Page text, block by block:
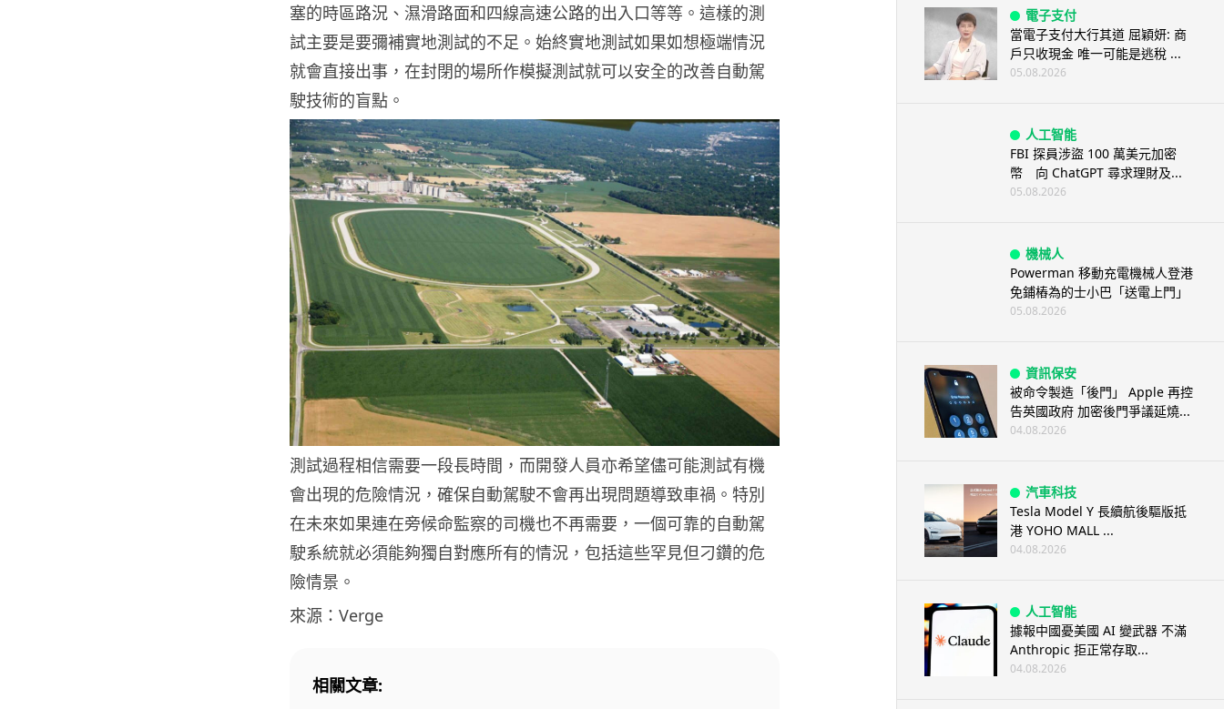
塞的時區路況、濕滑路面和四線高速公路的出入口等等。這樣的測
試主要是要彌補實地測試的不足。始終實地測試如果如想極端情況
就會直接出事，在封閉的場所作模擬測試就可以安全的改善自動駕
駛技術的盲點。
測試過程相信需要一段長時間，而開發人員亦希望儘可能測試有機
會出現的危險情況，確保自動駕駛不會再出現問題導致車禍。特別
在未來如果連在旁候命監察的司機也不再需要，一個可靠的自動駕
駛系統就必須能夠獨自對應所有的情況，包括這些罕見但刁鑽的危
險情景。
來源：Verge
相關文章:
電子支付
當電子支付大行其道 屈穎妍: 商
戶只收現金 唯一可能是逃稅 ...
05.08.2026
人工智能
FBI 探員涉盜 100 萬美元加密
幣 向 ChatGPT 尋求理財及...
05.08.2026
機械人
Powerman 移動充電機械人登港
免鋪樁為的士小巴「送電上門」
05.08.2026
資訊保安
被命令製造「後門」 Apple 再控
告英國政府 加密後門爭議延燒...
04.08.2026
汽車科技
Tesla Model Y 長續航後驅版抵
港 YOHO MALL ...
04.08.2026
人工智能
據報中國憂美國 AI 變武器 不滿
Anthropic 拒正常存取...
04.08.2026